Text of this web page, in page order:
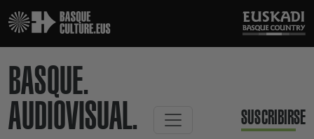
BASQUE.
AUDIOVISUAL.
SUSCRIBIRSE